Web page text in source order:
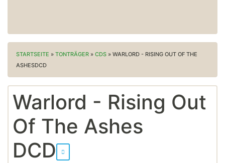
STARTSEITE » TONTRÄGER » CDS » WARLORD - RISING OUT OF THE
ASHESDCD
Warlord - Rising Out
Of The Ashes
DCD